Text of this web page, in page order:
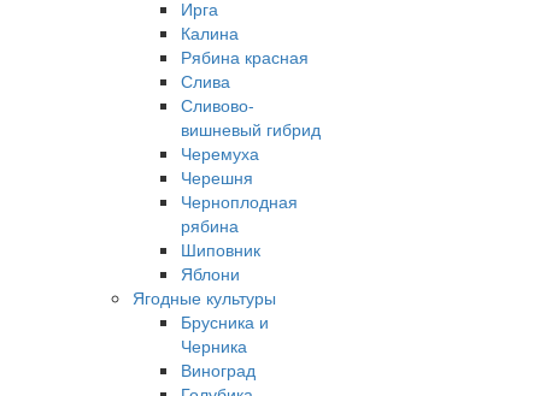
Ирга
Калина
Рябина красная
Слива
Сливово-
вишневый гибрид
Черемуха
Черешня
Черноплодная
рябина
Шиповник
Яблони
Ягодные культуры
Брусника и
Черника
Виноград